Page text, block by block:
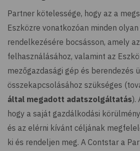
Partner kötelessége, hogy az a
Eszközre vonatkozóan minden
rendelkezésére bocsásson, amely
felhasználásához, valamint az
mezőgazdasági gép és berendezés
összekapcsolásához szükséges
által megadott adatszolgáltatás).
hogy a saját gazdálkodási
és az elérni kívánt céljának
ki és rendeljen meg. A Contstar a